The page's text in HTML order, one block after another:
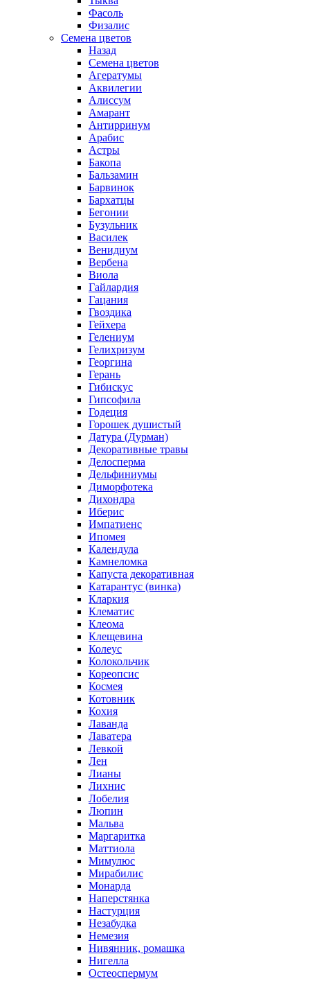
Фасоль
Физалис
Семена цветов
Назад
Семена цветов
Агератумы
Аквилегии
Алиссум
Амарант
Антирринум
Арабис
Астры
Бакопа
Бальзамин
Барвинок
Бархатцы
Бегонии
Бузульник
Василек
Венидиум
Вербена
Виола
Гайлардия
Гацания
Гвоздика
Гейхера
Гелениум
Гелихризум
Георгина
Герань
Гибискус
Гипсофила
Годеция
Горошек душистый
Датура (Дурман)
Декоративные травы
Делосперма
Дельфиниумы
Диморфотека
Дихондра
Иберис
Импатиенс
Ипомея
Календула
Камнеломка
Капуста декоративная
Катарантус (винка)
Кларкия
Клематис
Клеома
Клещевина
Колеус
Колокольчик
Кореопсис
Космея
Котовник
Кохия
Лаванда
Лаватера
Левкой
Лен
Лианы
Лихнис
Лобелия
Люпин
Мальва
Маргаритка
Маттиола
Мимулюс
Мирабилис
Монарда
Наперстянка
Настурция
Незабудка
Немезия
Нивянник, ромашка
Нигелла
Остеоспермум